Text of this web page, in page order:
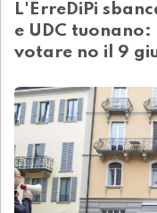
L'ErreDiPi
e UDC
votare no il 9